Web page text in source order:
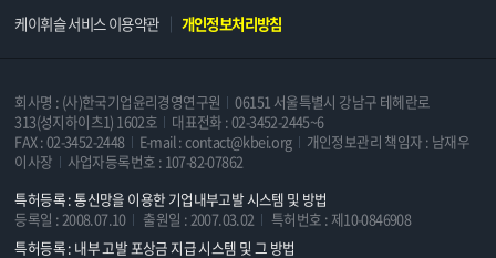
케이휘슬 서비스 이용약관 개인정보처리방침
회사명 : (사)한국기업윤리경영연구원
06151 서울특별시 강남구 테헤란로
313(성지하이츠1) 1602호
대표전화 : 02-3452-2445~6
FAX : 02-3452-2448
E-mail : contact@kbei.org
개인정보관리 책임자 : 남재우
이사장
사업자등록번호 : 107-82-07862
특허등록 : 통신망을 이용한 기업내부고발 시스템 및 방법
등록일 : 2008.07.10
출원일 : 2007.03.02
특허번호 : 제10-0846908
특허등록 : 내부 고발 포상금 지급 시스템 및 그 방법